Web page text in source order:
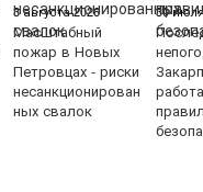
3 августа 2026
Масштабный
пожар в Новых
Петровцах - риски
несанкционирован
ных свалок
30